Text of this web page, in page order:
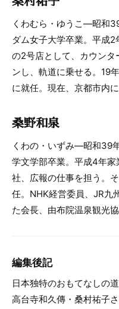
くわむら・ゆうこ―昭和
ダム女子大学卒業。平成2
の2号店として、カウンタ
ンし、軌道に乗せる。19
に就任。現在、京都市内
桑野和泉
くわの・いずみ―昭和39
学文学部卒業。平成4年家
社、広報の仕事を担う。
任。NHK経営委員、JR九
た会長、由布院温泉観光
編集後記
日本独特のおもてなしの
高台寺和久傳・桑村祐子